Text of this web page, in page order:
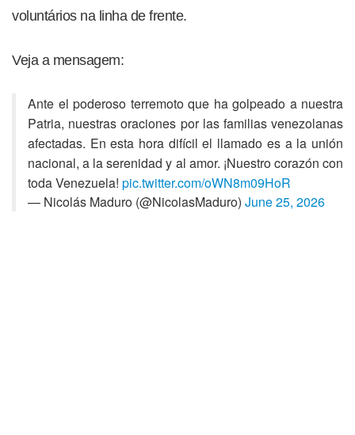
voluntários na linha de frente.
Veja a mensagem:
Ante el poderoso terremoto que ha golpeado a nuestra
Patria, nuestras oraciones por las familias venezolanas
afectadas. En esta hora difícil el llamado es a la unión
nacional, a la serenidad y al amor. ¡Nuestro corazón con
toda Venezuela! pic.twitter.com/oWN8m09HoR
— Nicolás Maduro (@NicolasMaduro) June 25, 2026